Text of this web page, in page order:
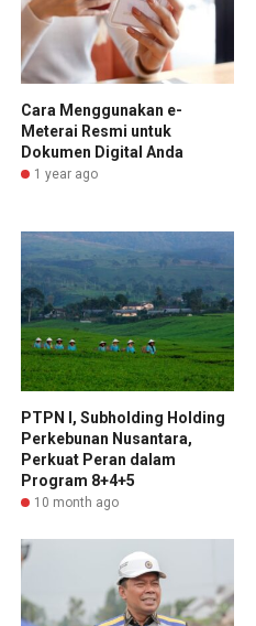
Cara Menggunakan e-
Meterai Resmi untuk
Dokumen Digital Anda
1 year ago
PTPN I, Subholding Holding
Perkebunan Nusantara,
Perkuat Peran dalam
Program 8+4+5
10 month ago